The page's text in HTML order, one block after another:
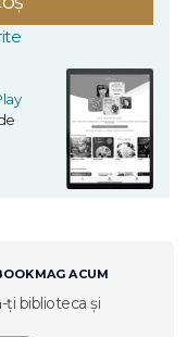
ACUM
ți biblioteca și